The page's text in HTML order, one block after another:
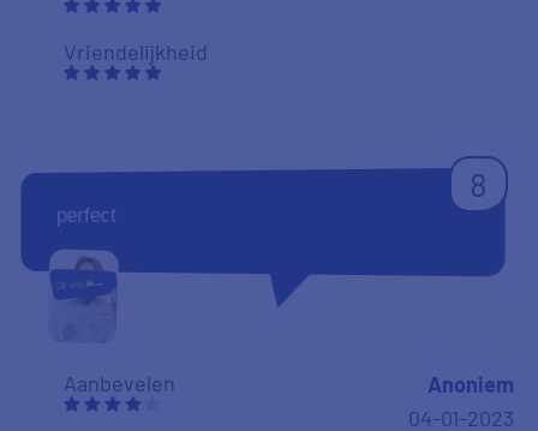
Vriendelijkheid
8
perfect
Aanbevelen
Anoniem
04-01-2023